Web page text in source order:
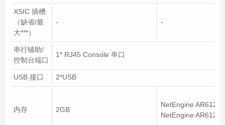
XSIC 插槽
（缺省/最
大***）
- -
串行辅助/
控制台端口
1* RJ45 Console 串口
USB 接口 2*USB
内存 2GB
NetEngine AR6121
NetEngine